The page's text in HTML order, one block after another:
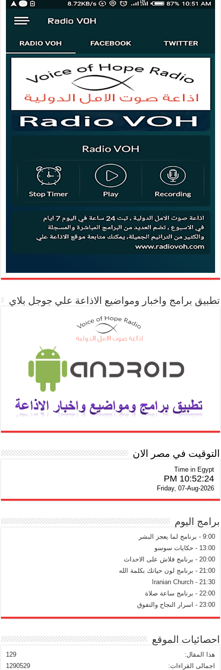
تطبيق برامج واخبار ومواضيع الاذاعة علي جوجل بلاي
التوقيت في مصر الان
Time in Egypt
10:52:24 PM
Friday, 07-Aug-2026
برامج اليوم
9:00 - برنامج لما يعجز البشر
13:00 - حكايات سوسو
20:00 - برنامج فلاش على الاحداث
21:00 - برنامج لون حياتك بكلمة الله
21:30 - Iranian Church
22:00 - برنامج ساعة صلاة
23:00 - اسرار النجاح والتفوق
احصائيات الموقع
129
هذا المقال:
1290529
اجمالى القراءات: